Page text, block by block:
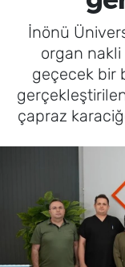
İnönü
organ nakli
geçecek bir
çapraz
DÜNYA
TEKNOLOJİ
SPOR
EĞİTİM
TV
Son Dakika
Haber